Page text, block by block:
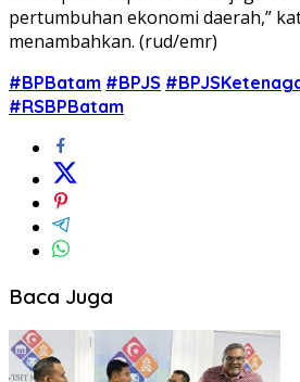
pertumbuhan ekonomi daerah,”
menambahkan. (rud/emr)
#BPBatam #BPJS
#RSBPBatam
Baca Juga